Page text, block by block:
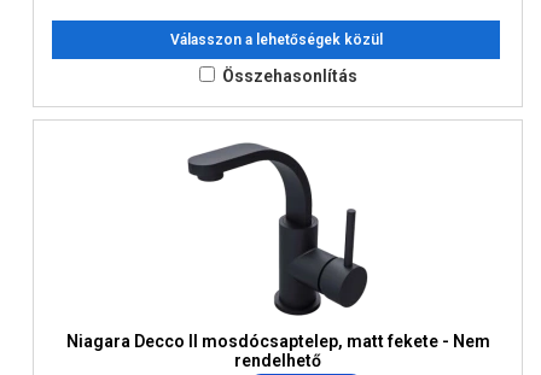
Válasszon a lehetőségek közül
Összehasonlítás
Niagara Decco II mosdócsaptelep, matt fekete - Nem
rendelhető